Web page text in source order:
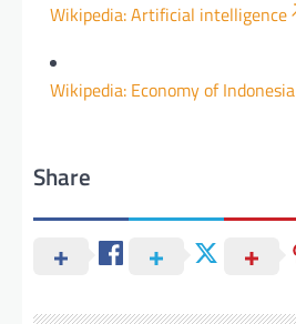
Wikipedia: Artificial intelligence
Wikipedia: Economy of Indonesia
Share